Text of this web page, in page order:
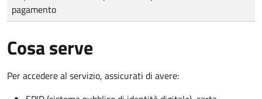
pagamento
Cosa serve
Per accedere al servizio, assicurati di avere: